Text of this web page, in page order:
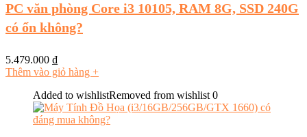
PC văn phòng Core i3 10105, RAM 8G, SSD 240G
có ổn không?
5.479.000 ₫
Thêm vào giỏ hàng +
Added to wishlistRemoved from wishlist 0